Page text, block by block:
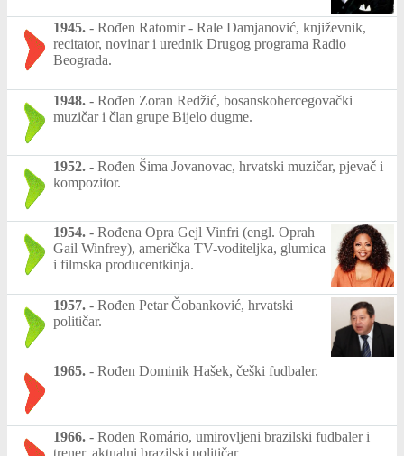
1945. - Rođen Ratomir - Rale Damjanović, književnik,
recitator, novinar i urednik Drugog programa Radio
Beograda.
1948. - Rođen Zoran Redžić, bosanskohercegovački
muzičar i član grupe Bijelo dugme.
1952. - Rođen Šima Jovanovac, hrvatski muzičar, pjevač i
kompozitor.
1954. - Rođena Opra Gejl Vinfri (engl. Oprah
Gail Winfrey), američka TV-voditeljka, glumica
i filmska producentkinja.
1957. - Rođen Petar Čobanković, hrvatski
političar.
1965. - Rođen Dominik Hašek, češki fudbaler.
1966. - Rođen Romário, umirovljeni brazilski fudbaler i